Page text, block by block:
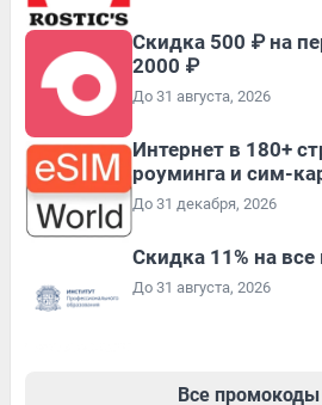
Скидка 500 ₽ на
2000 ₽
До 31 августа, 2026
Интернет в 180+
роуминга и сим-
До 31 декабря, 2026
Скидка 11% на
До 31 августа, 2026
Все промокоды